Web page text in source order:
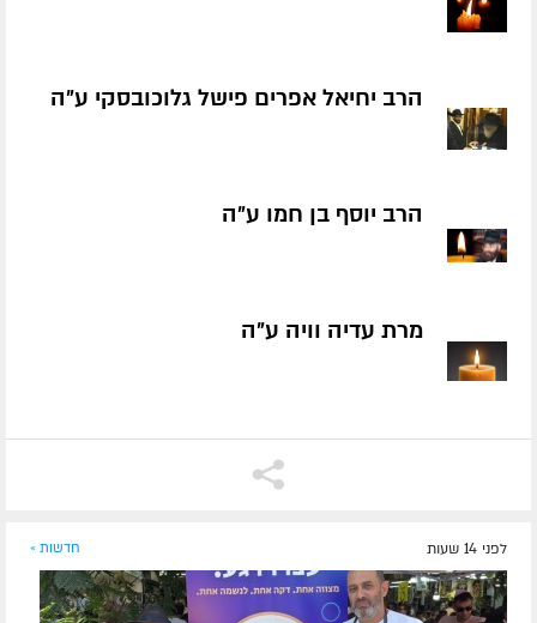
הרב יחיאל אפרים פישל גלוכובסקי ע״ה
הרב יוסף בן חמו ע״ה
מרת עדיה וויה ע״ה
לפני 14 שעות חדשות »